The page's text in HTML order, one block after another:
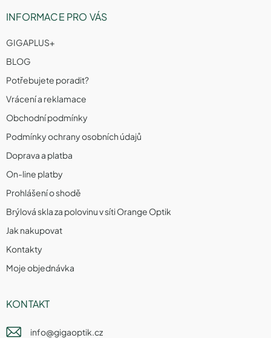
INFORMACE PRO VÁS
GIGAPLUS+
BLOG
Potřebujete poradit?
Vrácení a reklamace
Obchodní podmínky
Podmínky ochrany osobních údajů
Doprava a platba
On-line platby
Prohlášení o shodě
Brýlová skla za polovinu v síti Orange Optik
Jak nakupovat
Kontakty
Moje objednávka
KONTAKT
info@gigaoptik.cz